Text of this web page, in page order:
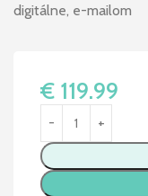
digitálne, e-mailom
€ 119.99